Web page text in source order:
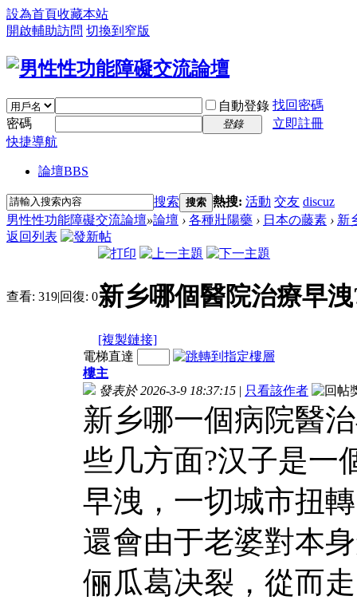
設為首頁收藏本站
開啟輔助訪問 切換到窄版
自動登錄 找回密碼
密碼
登錄
立即註冊
快捷導航
論壇BBS
搜索 搜索 熱搜: 活動 交友 discuz
男性性功能障礙交流論壇»論壇 › 各種壯陽藥 › 日本の藤素 › 新
返回列表
查看: 319|回復: 0新乡哪個醫院治療早
[複製鏈接]
電梯直達
樓主
發表於 2026-3-9 18:37:15 | 只看該作者
新乡哪一個病院醫
些几方面?汉子是一
早洩，一切城市扭
還會由于老婆對本
俪瓜葛决裂，從而